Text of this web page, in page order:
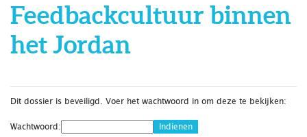
Feedbackcultuur binnen
het Jordan
Dit dossier is beveiligd. Voer het wachtwoord in om deze te bekijken:
Wachtwoord: